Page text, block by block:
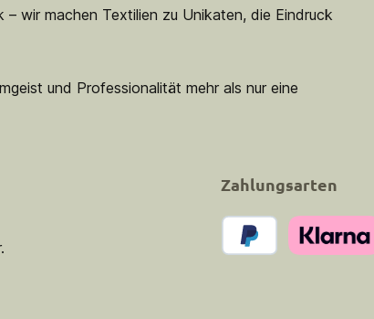
– wir machen Textilien zu Unikaten, die Eindruck
und Professionalität mehr als nur eine
Zahlungsarten